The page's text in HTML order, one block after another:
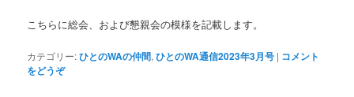
こちらに総会、および懇親会の模様を記載します。
カテゴリー:ひとのWAの仲間,ひとのWA通信2023年3月号 | コメント
をどうぞ